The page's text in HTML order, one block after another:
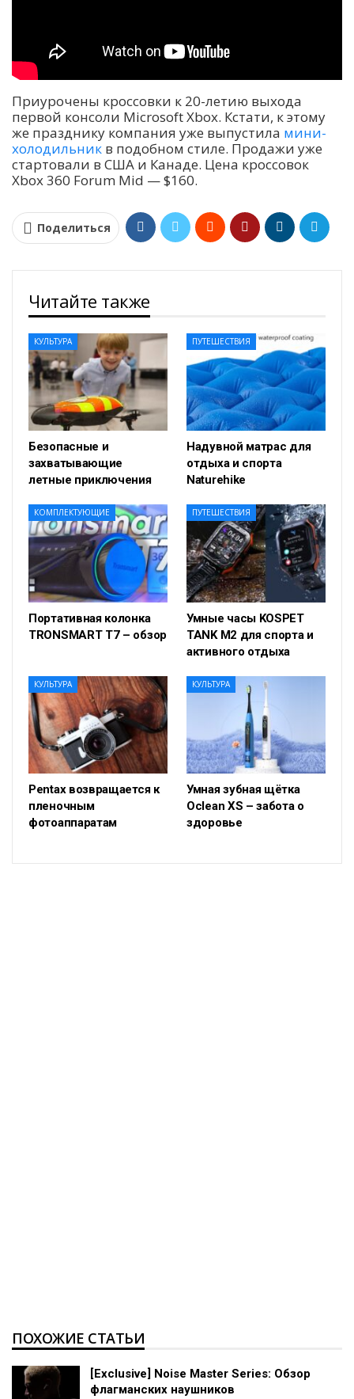
Приурочены кроссовки к 20-летию выхода
первой консоли Microsoft Xbox. Кстати, к этому
же празднику компания уже выпустила мини-
холодильник в подобном стиле. Продажи уже
стартовали в США и Канаде. Цена кроссовок
Xbox 360 Forum Mid — $160.
Поделиться
Читайте также
КУЛЬТУРА
Безопасные и
захватывающие
летные приключения
ПУТЕШЕСТВИЯ
Надувной матрас для
отдыха и спорта
Naturehike
КОМПЛЕКТУЮЩИЕ
Портативная колонка
TRONSMART T7 – обзор
ПУТЕШЕСТВИЯ
Умные часы KOSPET
TANK M2 для спорта и
активного отдыха
КУЛЬТУРА
Pentax возвращается к
пленочным
фотоаппаратам
КУЛЬТУРА
Умная зубная щётка
Oclean XS – забота о
здоровье
ПОХОЖИЕ СТАТЬИ
[Exclusive] Noise Master Series: Обзор
флагманских наушников